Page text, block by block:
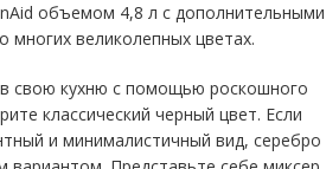
объемом 4,8 л с дополнительными
многих великолепных цветах.
свою кухню с помощью роскошного
классический черный цвет. Если
и минималистичный вид, серебро